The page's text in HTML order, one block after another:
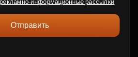
рекламно-информационные рассылки
Отправить